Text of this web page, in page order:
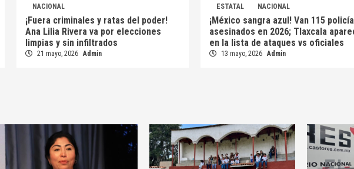
NACIONAL
¡Fuera criminales y ratas del poder!
Ana Lilia Rivera va por elecciones
limpias y sin infiltrados
21 mayo, 2026 Admin
ESTATAL NACIONAL
¡México sangra azul! Van 115
asesinados en 2026; Tlaxcala
en la lista de ataques vs oficiales
13 mayo, 2026 Admin